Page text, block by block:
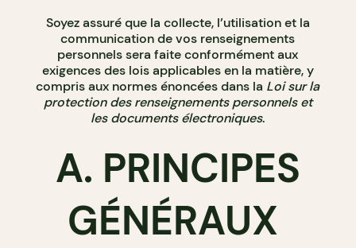
Soyez assuré que la collecte, l’utilisation et la
communication de vos renseignements
personnels sera faite conformément aux
exigences des lois applicables en la matière, y
compris aux normes énoncées dans la Loi sur la
protection des renseignements personnels et
les documents électroniques.
A. PRINCIPES
GÉNÉRAUX